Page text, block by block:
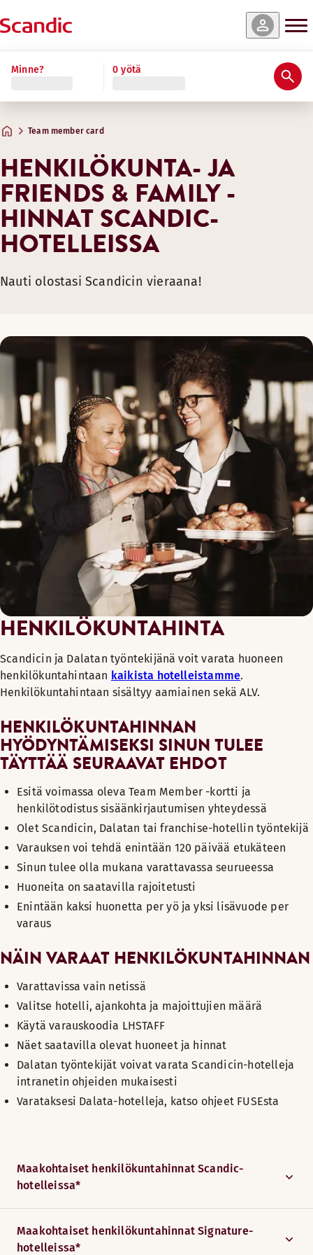
Minne? 0 yötä
Team member card
HENKILÖKUNTA- JA
FRIENDS & FAMILY -
HINNAT SCANDIC-
HOTELLEISSA
Nauti olostasi Scandicin vieraana!
HENKILÖKUNTAHINTA
Scandicin ja Dalatan työntekijänä voit varata huoneen
henkilökuntahintaan kaikista hotelleistamme.
Henkilökuntahintaan sisältyy aamiainen sekä ALV.
HENKILÖKUNTAHINNAN
HYÖDYNTÄMISEKSI SINUN TULEE
TÄYTTÄÄ SEURAAVAT EHDOT
Esitä voimassa oleva Team Member -kortti ja
henkilötodistus sisäänkirjautumisen yhteydessä
Olet Scandicin, Dalatan tai franchise-hotellin työntekijä
Varauksen voi tehdä enintään 120 päivää etukäteen
Sinun tulee olla mukana varattavassa seurueessa
Huoneita on saatavilla rajoitetusti
Enintään kaksi huonetta per yö ja yksi lisävuode per
varaus
NÄIN VARAAT HENKILÖKUNTAHINNAN
Varattavissa vain netissä
Valitse hotelli, ajankohta ja majoittujien määrä
Käytä varauskoodia LHSTAFF
Näet saatavilla olevat huoneet ja hinnat
Dalatan työntekijät voivat varata Scandicin-hotelleja
intranetin ohjeiden mukaisesti
Varataksesi Dalata-hotelleja, katso ohjeet FUSEsta
Maakohtaiset henkilökuntahinnat Scandic-
hotelleissa*
Maakohtaiset henkilökuntahinnat Signature-
hotelleissa*